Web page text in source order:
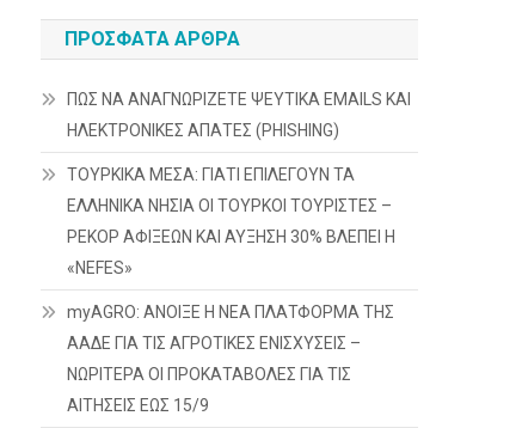
ΠΡΌΣΦΑΤΑ ΆΡΘΡΑ
ΠΩΣ ΝΑ ΑΝΑΓΝΩΡΙΖΕΤΕ ΨΕΥΤΙΚΑ EMAILS ΚΑΙ
ΗΛΕΚΤΡΟΝΙΚΕΣ ΑΠΑΤΕΣ (PHISHING)
ΤΟΥΡΚΙΚΑ ΜΕΣΑ: ΓΙΑΤΙ ΕΠΙΛΕΓΟΥΝ ΤΑ
ΕΛΛΗΝΙΚΑ ΝΗΣΙΑ ΟΙ ΤΟΥΡΚΟΙ ΤΟΥΡΙΣΤΕΣ –
ΡΕΚΟΡ ΑΦΙΞΕΩΝ ΚΑΙ ΑΥΞΗΣΗ 30% ΒΛΕΠΕΙ Η
«NEFES»
myAGRO: ΑΝΟΙΞΕ Η ΝΕΑ ΠΛΑΤΦΟΡΜΑ ΤΗΣ
ΑΑΔΕ ΓΙΑ ΤΙΣ ΑΓΡΟΤΙΚΕΣ ΕΝΙΣΧΥΣΕΙΣ –
ΝΩΡΙΤΕΡΑ ΟΙ ΠΡΟΚΑΤΑΒΟΛΕΣ ΓΙΑ ΤΙΣ
ΑΙΤΗΣΕΙΣ ΕΩΣ 15/9